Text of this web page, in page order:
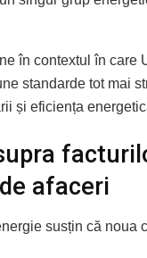
în contextul în care
standarde tot mai
și eficiența
afaceri
susțin că noua